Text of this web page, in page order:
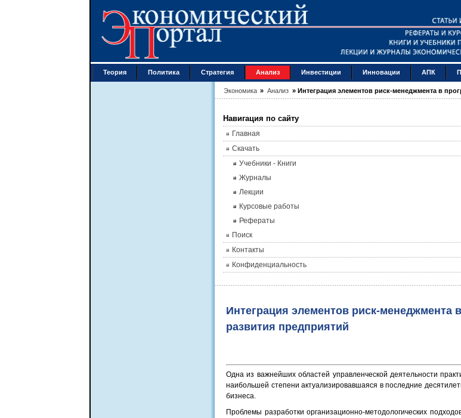
Теория Политика Стратегия Анализ Инвестиции Инновации АПК
Экономика » Анализ » Интеграция элементов риск-менеджмента в
Навигация по сайту
Главная
Скачать
Учебники - Книги
Журналы
Лекции
Курсовые работы
Рефераты
Поиск
Контакты
Конфиденциальность
Интеграция элементов риск-менеджмента
развития предприятий
Одна из важнейших областей управленческой деятельности
наибольшей степени актуализировавшаяся в последние
бизнеса.
Проблемы разработки организационно-методологических